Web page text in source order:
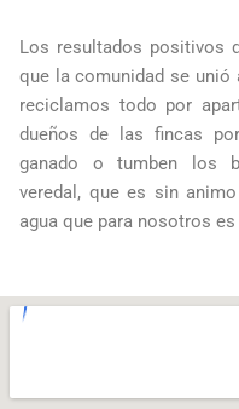
Los resultados positivos
que la comunidad se unió
reciclamos todo por
dueños de las fincas
ganado o tumben los
veredal, que es sin
agua que para nosotros